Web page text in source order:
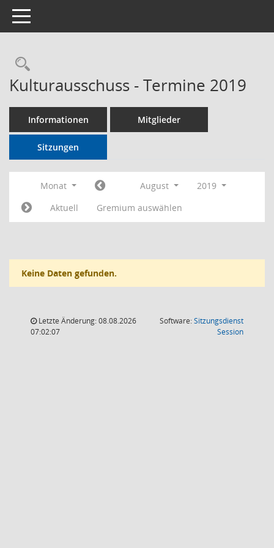
Toggle navigation
Rechercheauswahl
Kulturausschuss - Termine 2019
Informationen Mitglieder
Sitzungen
Monat August
2019
Aktuell
Gremium auswählen
Keine Daten gefunden.
Letzte Änderung: 08.08.2026
07:02:07
Software:Sitzungsdienst
Session(Wird in